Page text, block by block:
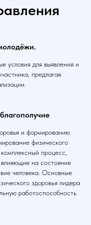
условия для выявления и
предлагая
и формированию
физического
процесс,
на состояние
человека. Основные
здоровья лидера
работоспособность